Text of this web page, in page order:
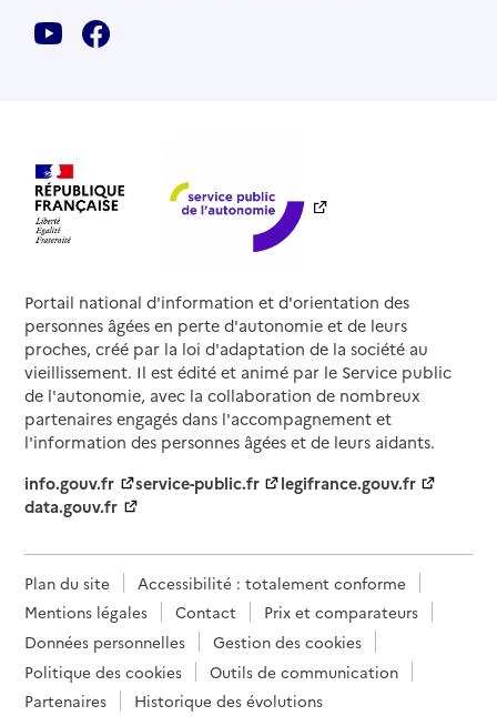
Portail national d'information et d'orientation des
personnes âgées en perte d'autonomie et de leurs
proches, créé par la loi d'adaptation de la société au
vieillissement. Il est édité et animé par le Service public
de l'autonomie, avec la collaboration de nombreux
partenaires engagés dans l'accompagnement et
l'information des personnes âgées et de leurs aidants.
info.gouv.fr
service-public.fr
legifrance.gouv.fr
data.gouv.fr
Plan du site
Accessibilité : totalement conforme
Mentions légales
Contact
Prix et comparateurs
Données personnelles
Gestion des cookies
Politique des cookies
Outils de communication
Partenaires
Historique des évolutions